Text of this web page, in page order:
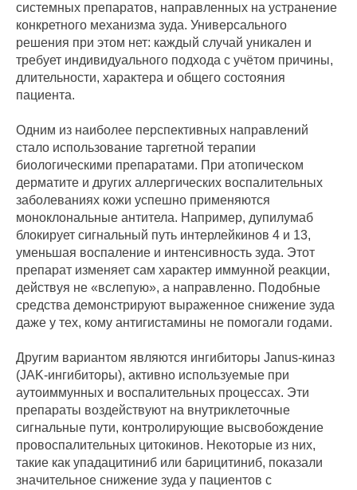
системных препаратов, направленных на устранение
конкретного механизма зуда. Универсального
решения при этом нет: каждый случай уникален и
требует индивидуального подхода с учётом причины,
длительности, характера и общего состояния
пациента.
Одним из наиболее перспективных направлений
стало использование таргетной терапии
биологическими препаратами. При атопическом
дерматите и других аллергических воспалительных
заболеваниях кожи успешно применяются
моноклональные антитела. Например, дупилумаб
блокирует сигнальный путь интерлейкинов 4 и 13,
уменьшая воспаление и интенсивность зуда. Этот
препарат изменяет сам характер иммунной реакции,
действуя не «вслепую», а направленно. Подобные
средства демонстрируют выраженное снижение зуда
даже у тех, кому антигистамины не помогали годами.
Другим вариантом являются ингибиторы Janus-киназ
(JAK-ингибиторы), активно используемые при
аутоиммунных и воспалительных процессах. Эти
препараты воздействуют на внутриклеточные
сигнальные пути, контролирующие высвобождение
провоспалительных цитокинов. Некоторые из них,
такие как упадацитиниб или барицитиниб, показали
значительное снижение зуда у пациентов с